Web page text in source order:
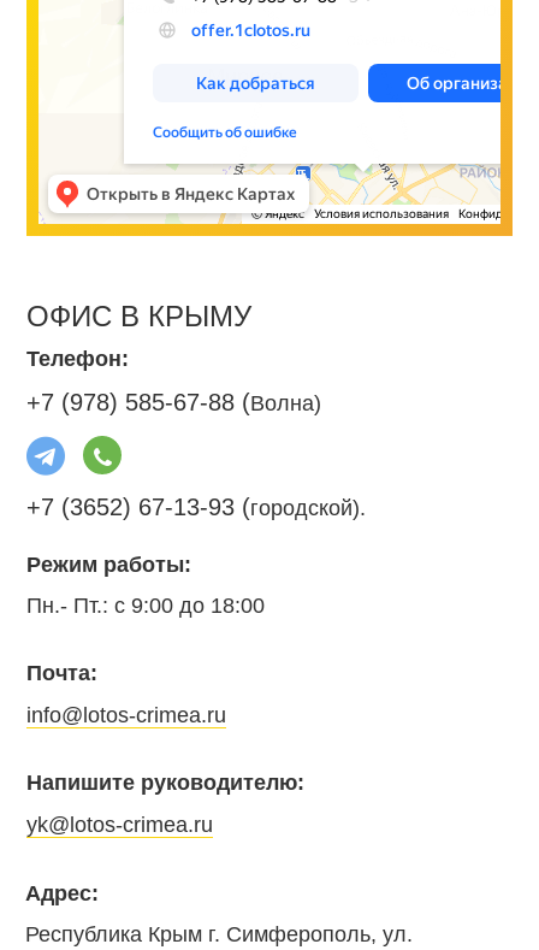
ОФИС В КРЫМУ
Телефон:
+7 (978) 585-67-88 (Волна)
+7 (3652) 67-13-93 (городской).
Режим работы:
Пн.- Пт.: с 9:00 до 18:00
Почта:
info@lotos-crimea.ru
Напишите руководителю:
yk@lotos-crimea.ru
Адрес:
Республика Крым г. Симферополь, ул.